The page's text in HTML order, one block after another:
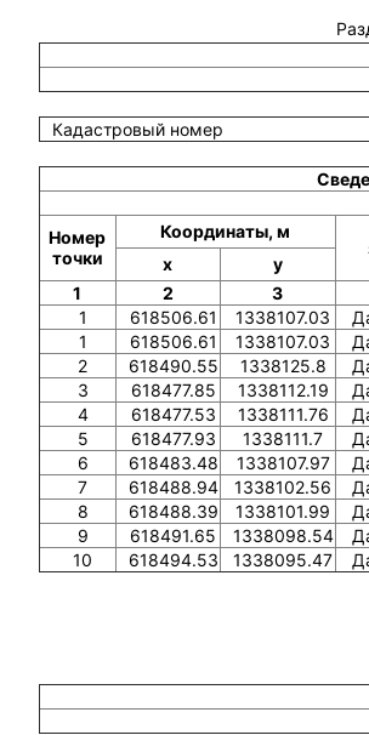
Кадастровый номер
Номер
точки
Координаты, м
x
y
1
2 3
1
618506.61 1338107.03
1
618506.61 1338107.03
2
618490.55 1338125.8
3
618477.85 1338112.19
4
618477.53 1338111.76
5
618477.93 1338111.7
6
618483.48 1338107.97
7
618488.94 1338102.56
8
618488.39 1338101.99
9
618491.65 1338098.54
10
618494.53 1338095.47